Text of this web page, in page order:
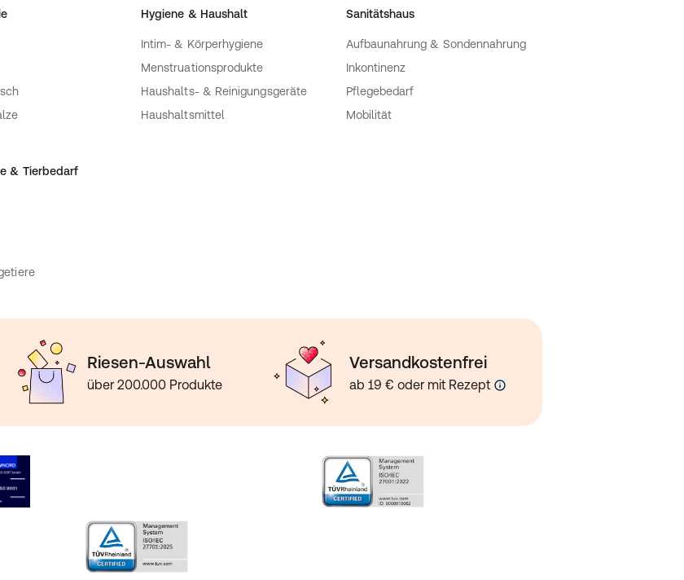
Hygiene & Haushalt
Intim- & Körperhygiene
Menstruationsprodukte
Haushalts- & Reinigungsgeräte
Haushaltsmittel
Sanitätshaus
Aufbaunahrung & Sondennahrung
Inkontinenz
Pflegebedarf
Mobilität
& Tierbedarf
Riesen-Auswahl
über 200.000 Produkte
Versandkostenfrei
ab 19 € oder mit Rezept